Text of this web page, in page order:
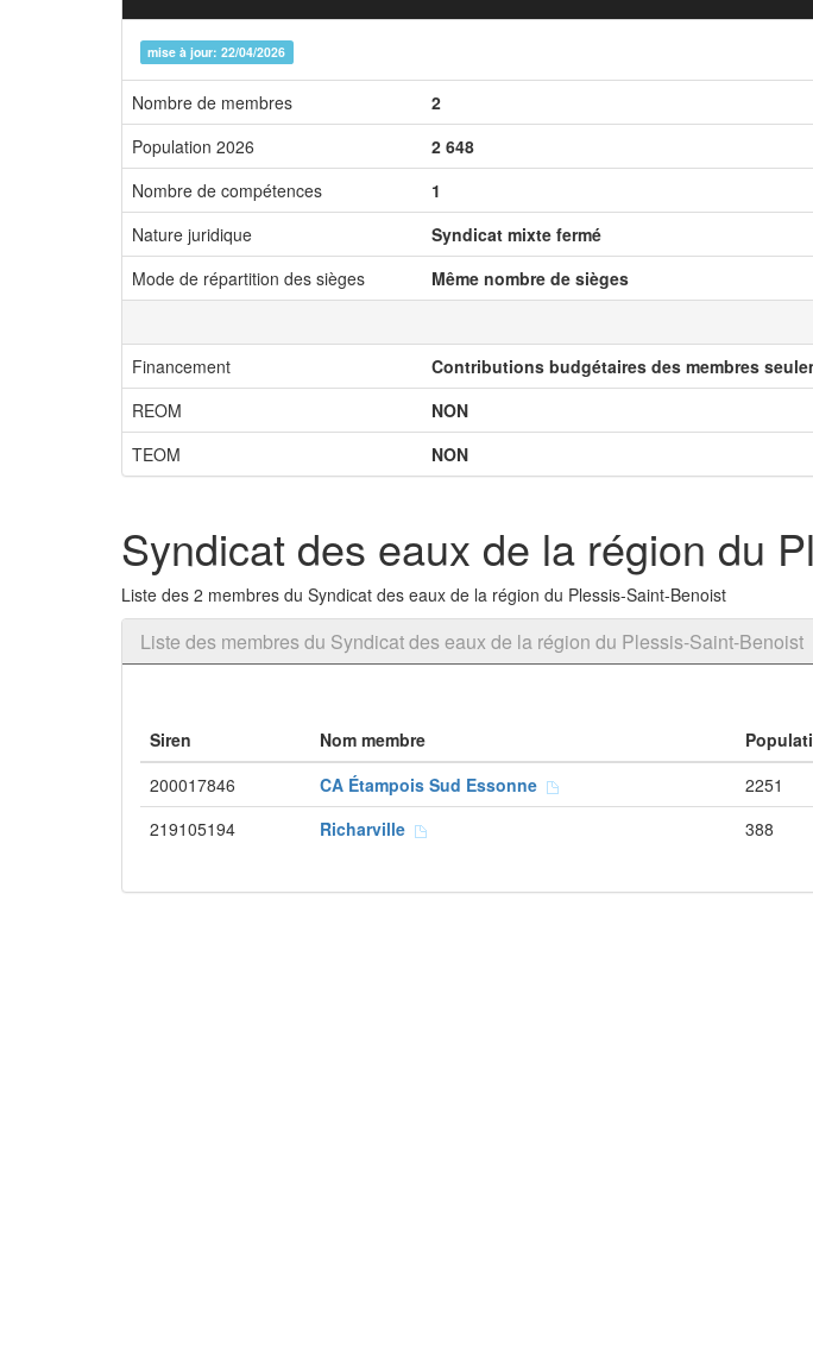
mise à jour: 22/04/2026
Nombre de membres 2
Population 2026
2 648
Nombre de compétences
1
Nature juridique
Syndicat mixte fermé
Mode de répartition des sièges
Même nombre de sièges
Financement
Contributions budgétaires des membres
REOM
NON
TEOM NON
Syndicat des eaux de la région du
Liste des 2 membres du Syndicat des eaux de la région du Plessis-Saint-Benoist
Liste des membres du Syndicat des eaux de la région du Plessis-Saint-Benoist
Siren Nom membre
200017846
CA Étampois Sud Essonne 2251
219105194 Richarville 388